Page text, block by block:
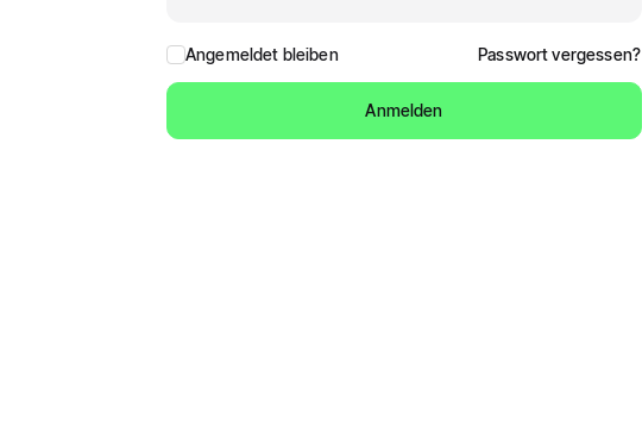
Angemeldet bleiben Passwort vergessen?
Anmelden